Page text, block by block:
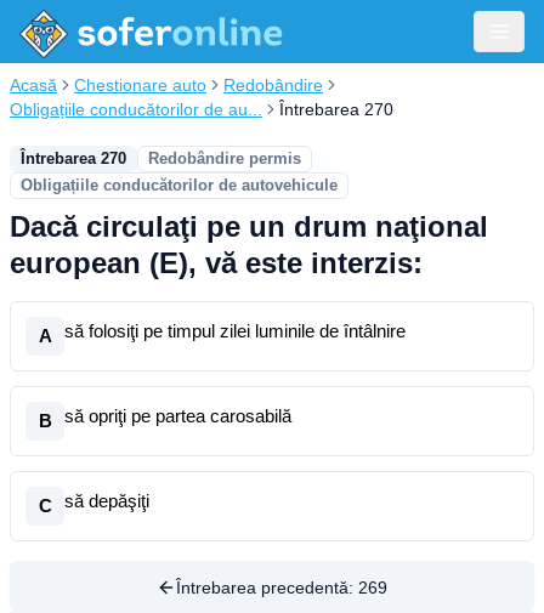
Acasă Chestionare auto
Redobândire
Obligațiile conducătorilor de au...
Întrebarea 270
Întrebarea 270
Redobândire permis
Obligațiile conducătorilor de autovehicule
Dacă circulaţi pe un drum naţional
european (E), vă este interzis:
A să folosiţi pe timpul zilei luminile de întâlnire
B să opriţi pe partea carosabilă
C să depăşiţi
Întrebarea precedentă: 269